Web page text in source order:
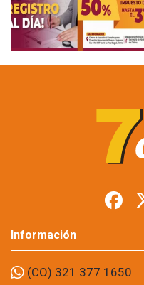
Información
(CO) 321 377 1650